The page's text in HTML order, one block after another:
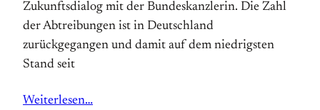
Zukunftsdialog mit der Bundeskanzlerin. Die Zahl
der Abtreibungen ist in Deutschland
zurückgegangen und damit auf dem niedrigsten
Stand seit
Weiterlesen…